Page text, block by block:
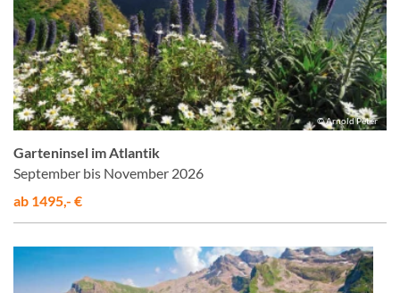
© Arnold Peter
Garteninsel im Atlantik
September bis November 2026
ab 1495,- €